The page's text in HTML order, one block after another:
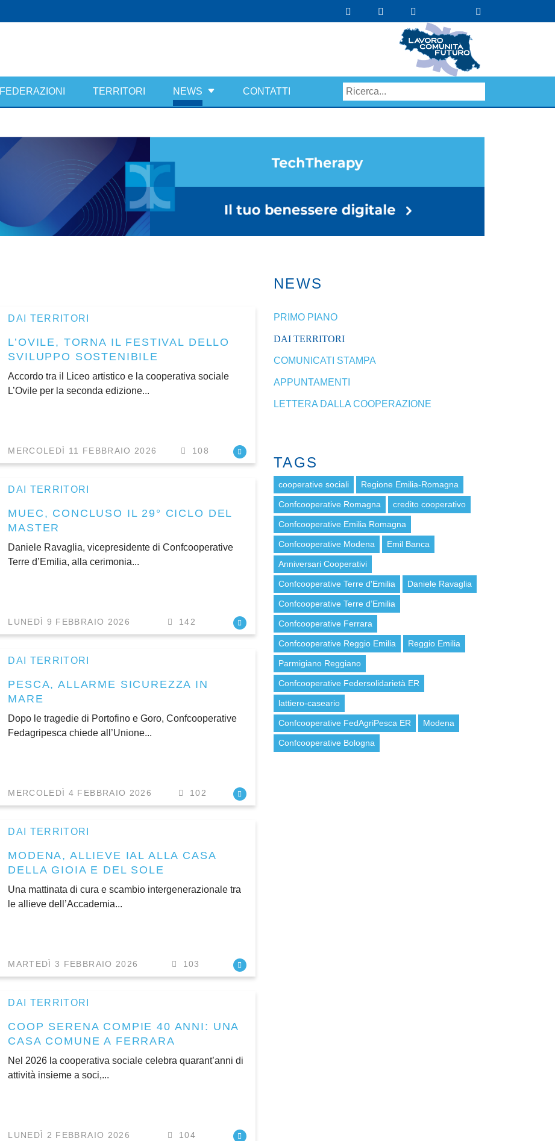
FEDERAZIONI TERRITORI NEWS CONTATTI
DAI TERRITORI
L’OVILE, TORNA IL FESTIVAL DELLO
SVILUPPO SOSTENIBILE
Accordo tra il Liceo artistico e la cooperativa sociale
L’Ovile per la seconda edizione...
MERCOLEDÌ 11 FEBBRAIO 2026 108
DAI TERRITORI
MUEC, CONCLUSO IL 29° CICLO DEL
MASTER
Daniele Ravaglia, vicepresidente di Confcooperative
Terre d’Emilia, alla cerimonia...
LUNEDÌ 9 FEBBRAIO 2026 142
DAI TERRITORI
PESCA, ALLARME SICUREZZA IN
MARE
Dopo le tragedie di Portofino e Goro, Confcooperative
Fedagripesca chiede all’Unione...
MERCOLEDÌ 4 FEBBRAIO 2026 102
DAI TERRITORI
MODENA, ALLIEVE IAL ALLA CASA
DELLA GIOIA E DEL SOLE
Una mattinata di cura e scambio intergenerazionale tra
le allieve dell’Accademia...
MARTEDÌ 3 FEBBRAIO 2026 103
DAI TERRITORI
COOP SERENA COMPIE 40 ANNI: UNA
CASA COMUNE A FERRARA
Nel 2026 la cooperativa sociale celebra quarant’anni di
attività insieme a soci,...
LUNEDÌ 2 FEBBRAIO 2026 104
NEWS
PRIMO PIANO
DAI TERRITORI
COMUNICATI STAMPA
APPUNTAMENTI
LETTERA DALLA COOPERAZIONE
TAGS
cooperative sociali Regione Emilia-Romagna
Confcooperative Romagna credito cooperativo
Confcooperative Emilia Romagna
Confcooperative Modena Emil Banca
Anniversari Cooperativi
Confcooperative Terre d'Emilia Daniele Ravaglia
Confcooperative Terre d’Emilia
Confcooperative Ferrara
Confcooperative Reggio Emilia Reggio Emilia
Parmigiano Reggiano
Confcooperative Federsolidarietà ER
lattiero-caseario
Confcooperative FedAgriPesca ER Modena
Confcooperative Bologna